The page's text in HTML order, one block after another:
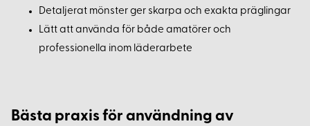
Detaljerat mönster ger skarpa och exakta präglingar
Lätt att använda för både amatörer och
professionella inom läderarbete
Bästa praxis för användning av